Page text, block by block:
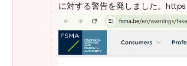
に対する警告を発しました。https